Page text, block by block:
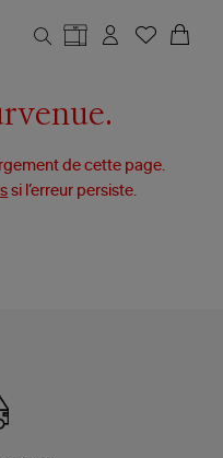
de cette page.
si l’erreur persiste.